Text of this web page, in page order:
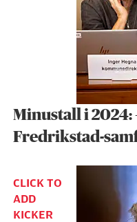
Minustall i
Fredrikstad-
CLICK TO
ADD
KICKER